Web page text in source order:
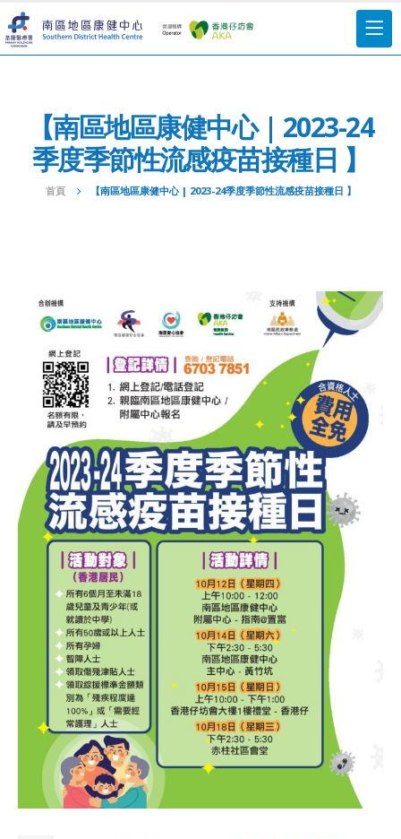
【南區地區康健中心 | 2023-24
季度季節性流感疫苗接種日 】
首頁 【南區地區康健中心 | 2023-24季度季節性流感疫苗接種日 】